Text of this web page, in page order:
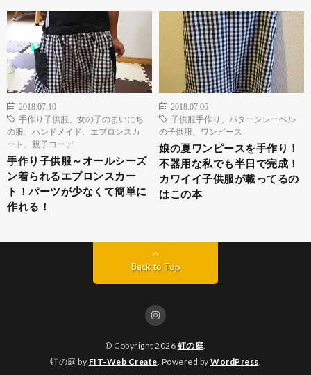
2018.07.10
手作り子供服、女の子のまいにち
の服、ハンドメイド、エプロンスカ
ート、親子コーデ
手作り子供服～オールシーズ
ン着られるエプロンスカー
ト！パーツが少なくて簡単に
作れる！
2018.07.06
子供服手作り、パターンレーベル
の子供服、ワンピース
娘の夏ワンピースを手作り！
不器用な私でも半日で完成！
カワイイ子供服が載ってるの
はこの本
Back to Top
© Copyright 2026 虹の庭
虹の庭 by FIT-Web Create . Powered by WordPress